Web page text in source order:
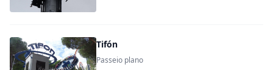
Tifón
Passeio plano